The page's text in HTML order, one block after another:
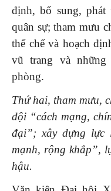
định, bổ sung,
quân sự; tham mưu
thể chế và hoạch
vũ trang và
phòng.
Thứ hai, tham mưu,
đội “cách mạng,
đại”; xây dựng lực
mạnh, rộng khắp”,
hậu.